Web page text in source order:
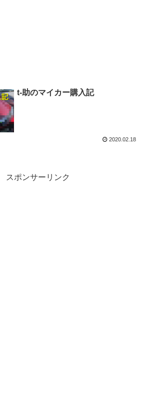
t-助のマイカー購入記
2020.02.18
スポンサーリンク